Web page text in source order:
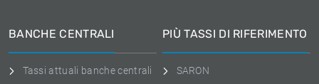
BANCHE CENTRALI
Tassi attuali banche centrali
PIÙ TASSI DI RIFERIMENTO
SARON